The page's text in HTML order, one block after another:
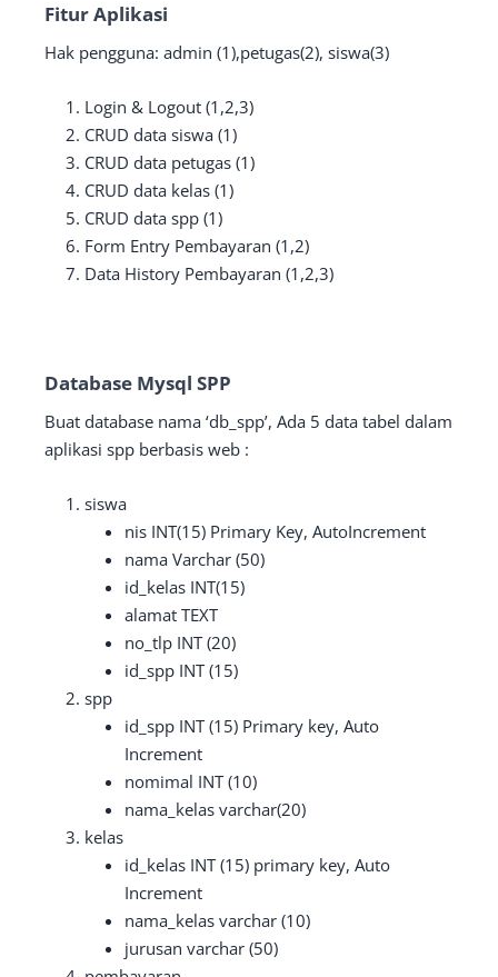
Fitur Aplikasi
Hak pengguna: admin (1),petugas(2), siswa(3)
Login & Logout (1,2,3)
CRUD data siswa (1)
CRUD data petugas (1)
CRUD data kelas (1)
CRUD data spp (1)
Form Entry Pembayaran (1,2)
Data History Pembayaran (1,2,3)
Database Mysql SPP
Buat database nama ‘db_spp’, Ada 5 data tabel dalam
aplikasi spp berbasis web :
siswa
nis INT(15) Primary Key, AutoIncrement
nama Varchar (50)
id_kelas INT(15)
alamat TEXT
no_tlp INT (20)
id_spp INT (15)
spp
id_spp INT (15) Primary key, Auto
Increment
nomimal INT (10)
nama_kelas varchar(20)
kelas
id_kelas INT (15) primary key, Auto
Increment
nama_kelas varchar (10)
jurusan varchar (50)